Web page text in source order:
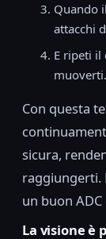
Quando
attacchi
E ripeti il
muoverti.
Con questa
sicura,
raggiungerti.
un buon
La visione è